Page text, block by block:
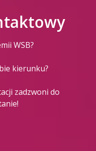
WSB?
kierunku?
zadzwoni do